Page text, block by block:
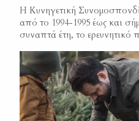
Η Κυνηγετική
από το 1994-1995 έως και
συναπτά έτη, το ερευνητικό
θηραματικών πληθυσμών
συστηματικής καταγραφής
συλλογή των απαραίτητων
της μελέτης, ακολουθεί την